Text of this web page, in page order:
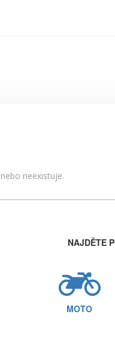
neexistuje.
NAJDĚTE
MOTO